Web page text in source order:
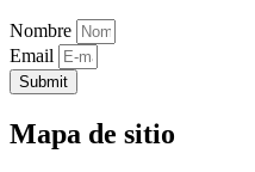
Nombre
Email
Submit
Mapa de sitio